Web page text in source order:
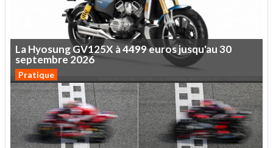
LaHyosungGV125X à4499eurosjusqu'au30
septembre 2026
Pratique